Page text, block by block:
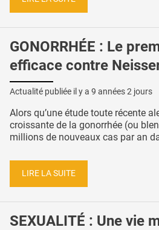
GONORRHÉE : Le
efficace contre
Actualité publiée il y a 9 années 2 jours
Alors qu’une étude toute récente
croissante de la gonorrhée (ou
millions de nouveaux cas par an
LIRE LA SUITE
SEXUALITÉ : Une vie